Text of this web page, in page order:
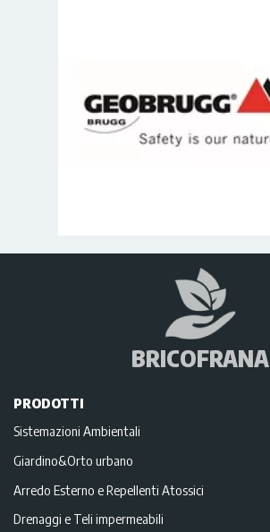
BRICOFRANA
PRODOTTI
Sistemazioni Ambientali
Giardino&Orto urbano
Arredo Esterno e Repellenti Atossici
Drenaggi e Teli impermeabili